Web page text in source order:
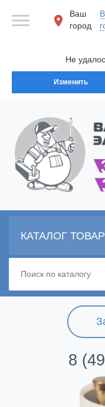
Не
Изменить
Ваш
город
8
КАТАЛОГ